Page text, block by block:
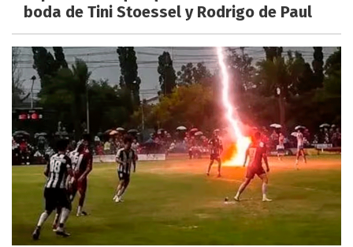
boda de Tini Stoessel y Rodrigo de Paul